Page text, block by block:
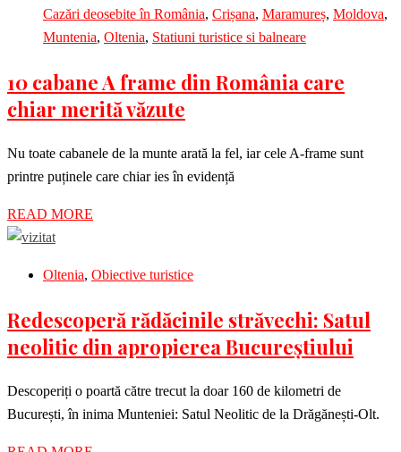
Cazări deosebite în România, Crișana, Maramureș, Moldova,
Muntenia, Oltenia, Statiuni turistice si balneare
10 cabane A frame din România care
chiar merită văzute
Nu toate cabanele de la munte arată la fel, iar cele A-frame sunt
printre puținele care chiar ies în evidență
READ MORE
Oltenia, Obiective turistice
Redescoperă rădăcinile străvechi: Satul
neolitic din apropierea Bucureștiului
Descoperiți o poartă către trecut la doar 160 de kilometri de
București, în inima Munteniei: Satul Neolitic de la Drăgănești-Olt.